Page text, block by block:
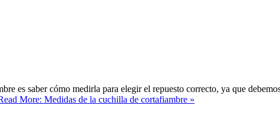
es saber cómo medirla para elegir el repuesto correcto, ya que
More: Medidas de la cuchilla de cortafiambre »